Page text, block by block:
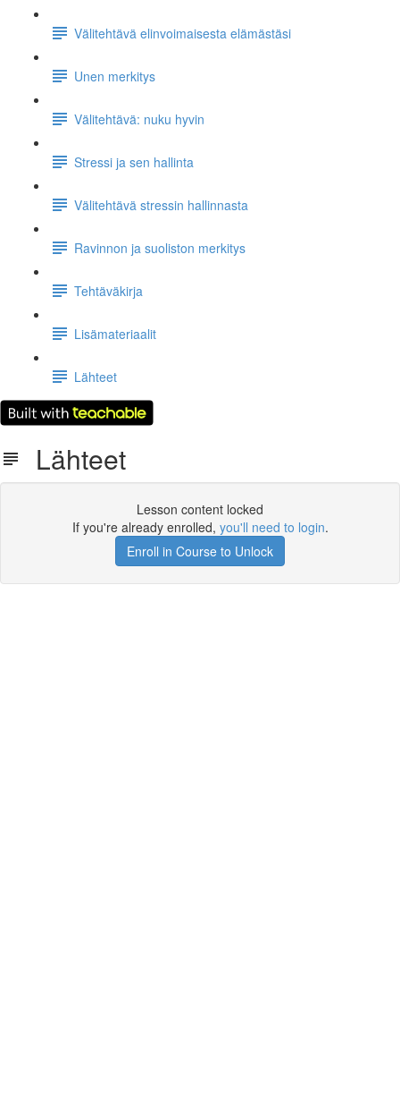
Välitehtävä elinvoimaisesta elämästäsi
Unen merkitys
Välitehtävä: nuku hyvin
Stressi ja sen hallinta
Välitehtävä stressin hallinnasta
Ravinnon ja suoliston merkitys
Tehtäväkirja
Lisämateriaalit
Lähteet
Lähteet
Lesson content locked
If you're already enrolled, you'll need to login.
Enroll in Course to Unlock